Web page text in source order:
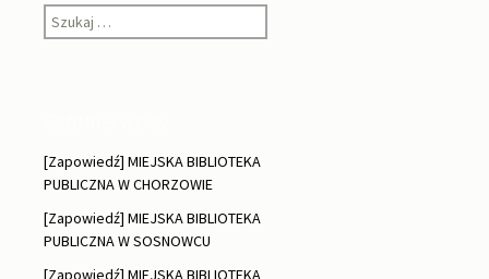
Szukaj:
[Zapowiedź] MIEJSKA BIBLIOTEKA
PUBLICZNA W CHORZOWIE
[Zapowiedź] MIEJSKA BIBLIOTEKA
PUBLICZNA W SOSNOWCU
[Zapowiedź] MIEJSKA BIBLIOTEKA